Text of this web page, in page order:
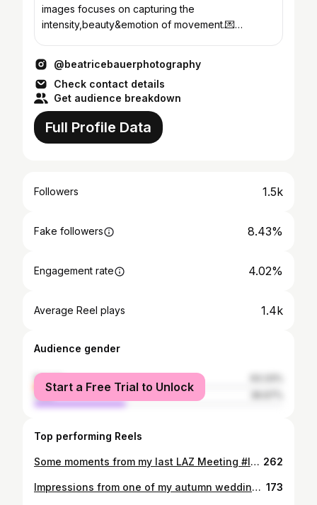
images focuses on capturing the
intensity,beauty&emotion of movement.💌
@beatricebauerphotography
Check contact details
Get audience breakdown
Full Profile Data
Followers 1.5k
Fake followers 8.43%
Engagement rate 4.02%
Average Reel plays 1.4k
Audience gender
female
male
Start a Free Trial to Unlock
Top performing Reels
Some moments from my last LAZ Meeting #lazmeeting #scdhfk_laz #leichtathletikfotos @nikondach 262
Impressions from one of my autumn wedding of 2025 ✨ So grateful to have captured this beautiful day for the two lovely hearts L & T 🤍 @lizzy.egt #wedding #dresden #photgraphy 173